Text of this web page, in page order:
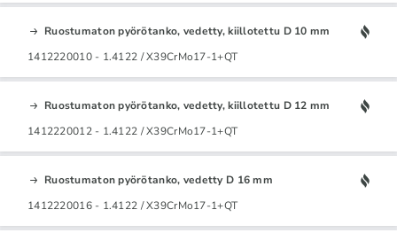
Ruostumaton pyörötanko, vedetty, kiillotettu D 10 mm
1412220010 - 1.4122 / X39CrMo17-1+QT
Ruostumaton pyörötanko, vedetty, kiillotettu D 12 mm
1412220012 - 1.4122 / X39CrMo17-1+QT
Ruostumaton pyörötanko, vedetty D 16 mm
1412220016 - 1.4122 / X39CrMo17-1+QT